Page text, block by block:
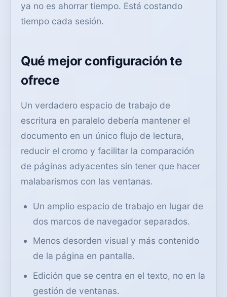
ya no es ahorrar tiempo. Está costando
tiempo cada sesión.
Qué mejor configuración te
ofrece
Un verdadero espacio de trabajo de
escritura en paralelo debería mantener el
documento en un único flujo de lectura,
reducir el cromo y facilitar la comparación
de páginas adyacentes sin tener que hacer
malabarismos con las ventanas.
Un amplio espacio de trabajo en lugar de
dos marcos de navegador separados.
Menos desorden visual y más contenido
de la página en pantalla.
Edición que se centra en el texto, no en la
gestión de ventanas.